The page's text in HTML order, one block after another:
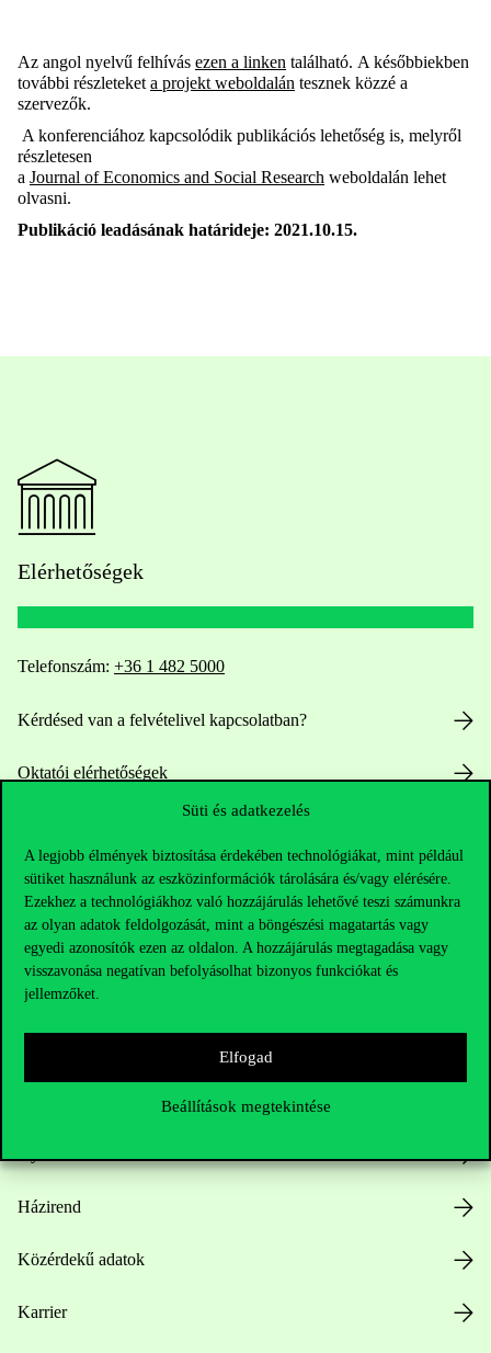
Süti és adatkezelés
A legjobb élmények biztosítása érdekében technológiákat, mint például
sütiket használunk az eszközinformációk tárolására és/vagy elérésére.
Ezekhez a technológiákhoz való hozzájárulás lehetővé teszi számunkra
az olyan adatok feldolgozását, mint a böngészési magatartás vagy
egyedi azonosítók ezen az oldalon. A hozzájárulás megtagadása vagy
visszavonása negatívan befolyásolhat bizonyos funkciókat és
jellemzőket.
Elfogad
Beállítások megtekintése
Az angol nyelvű felhívás ezen a linken található. A későbbiekben
további részleteket a projekt weboldalán tesznek közzé a
szervezők.
A konferenciához kapcsolódik publikációs lehetőség is, melyről
részletesen
a Journal of Economics and Social Research weboldalán lehet
olvasni.
Publikáció leadásának határideje: 2021.10.15.
Elérhetőségek
Telefonszám: +36 1 482 5000
Kérdésed van a felvételivel kapcsolatban?
Oktatói elérhetőségek
Sajtó:press@uni-corvinus.hu
Házirend
Közérdekű adatok
Karrier